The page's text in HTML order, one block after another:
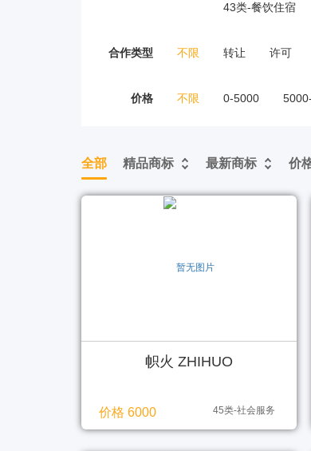
43类-餐饮住宿
合作类型 不限 转让 许可
价格 不限 0-5000
全部 精品商标 最新商标 价
帜火 ZHIHUO
价格 6000 45类-社会服务